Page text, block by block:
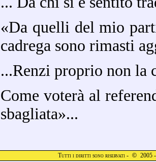
«Da quelli del mio
cadrega sono rimasti
...Renzi proprio non la
Come voterà al
sbagliata»...
Tutti i diritti sono riservati - © 2005